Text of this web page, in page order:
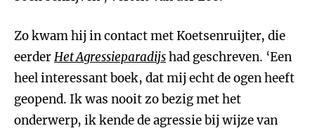
Zo kwam hij in contact met Koetsenruijter, die
eerderHet Agressieparadijshad geschreven. ‘Een
heel interessant boek, dat mij echt de ogen heeft
geopend. Ik was nooit zo bezig met het
onderwerp, ik kende de agressie bij wijze van